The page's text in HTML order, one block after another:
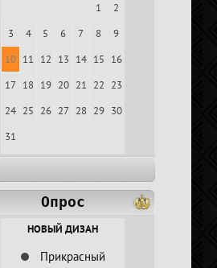
1
2
3
4 5 6 7 8
9
10 11 12 13 14 15 16
17 18 19 20 21 22 23
24 25 26 27 28 29 30
31
Опрос
НОВЫЙ ДИЗАН
Прикрасный